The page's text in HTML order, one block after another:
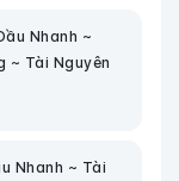
Nhanh ~
~ Tài Nguyên
Nhanh ~ Tài